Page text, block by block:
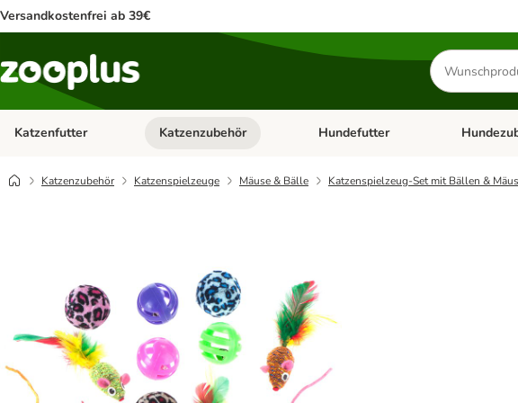
Versandkostenfrei ab 39€
Produkte
suchen
Katzenfutter Kategorie-Menü öffnen: Katzenfutter
Katzenzubehör Kategorie-Menü öffnen:
Hundefutter Kategorie-
Katzenzubehör Katzenspielzeuge Mäuse & Bälle Katzenspielzeug-Set mit Bällen &